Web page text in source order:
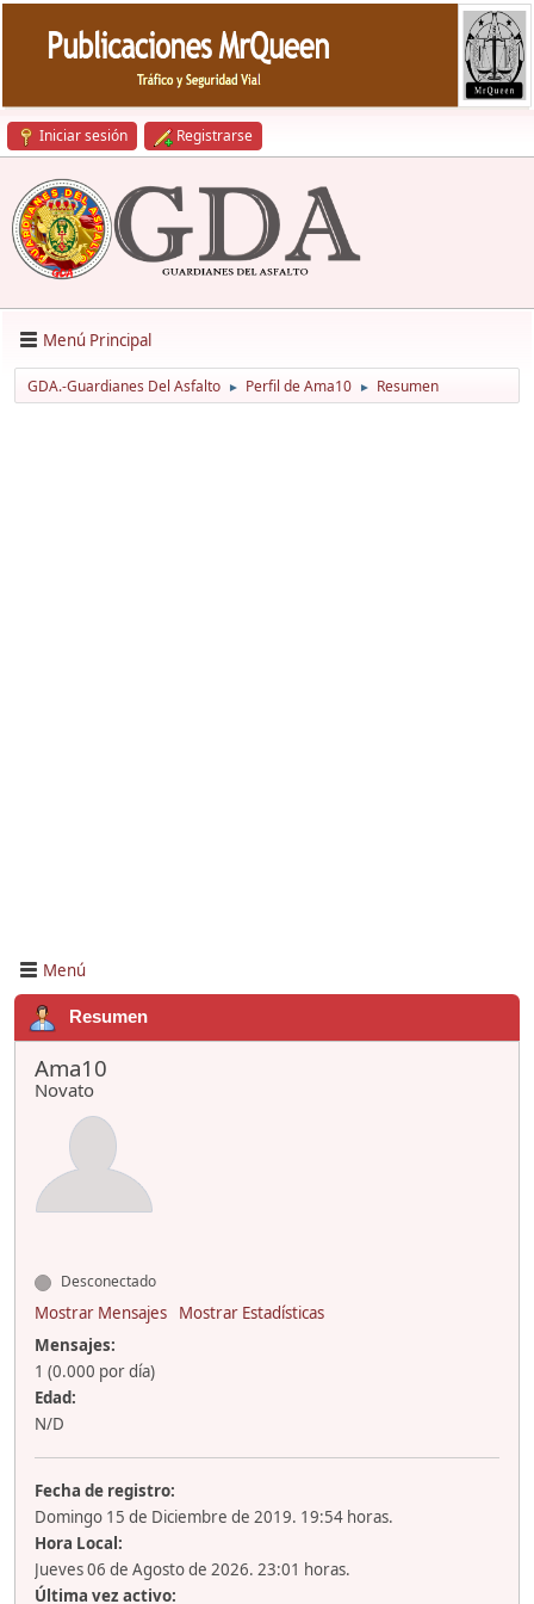
Iniciar sesión Registrarse
Menú Principal
GDA.-Guardianes Del Asfalto ► Perfil de Ama10 ► Resumen
Menú
Resumen
Ama10
Novato
Desconectado
Mostrar Mensajes
Mostrar Estadísticas
Mensajes:
1 (0.000 por día)
Edad:
N/D
Fecha de registro:
Domingo 15 de Diciembre de 2019. 19:54 horas.
Hora Local:
Jueves 06 de Agosto de 2026. 23:01 horas.
Última vez activo: